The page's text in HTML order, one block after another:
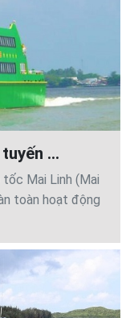
...
Mai Linh (Mai
toàn hoạt động